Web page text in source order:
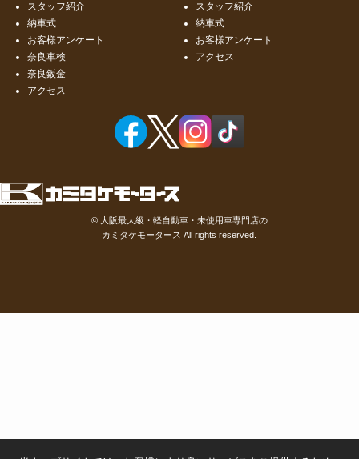
スタッフ紹介
納車式
お客様アンケート
奈良車検
奈良鈑金
アクセス
スタッフ紹介
納車式
お客様アンケート
アクセス
© 大阪最大級・軽自動車・未使用車専門店の
カミタケモータース All rights reserved.